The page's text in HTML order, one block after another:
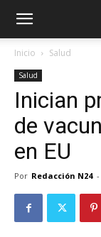
Inicio Salud
Salud
Inician
de
en EU
Por Redacción N24 -